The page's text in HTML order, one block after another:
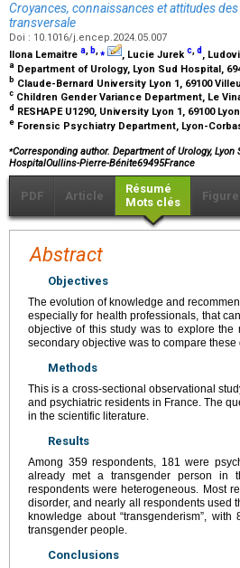
Croyances, connaissances et attitudes
transversale
Doi : 10.1016/j.encep.2024.05.007
Ilona Lemaitre a, b,⁎ , Lucie Jurekc,d ,
a Department of Urology, Lyon Sud Hospital,
b Claude-Bernard University Lyon 1, 69100
c Children Gender Variance Department, Le
d RESHAPE U1290, University Lyon 1, 69100
e Forensic Psychiatry Department, Lyon-
⁎Corresponding author. Department of Urology,
HospitalOullins-Pierre-Bénite69495France
PDF Article
Résumé
Mots clés
Abstract
Objectives
The evolution of knowledge and
especially for health professionals, that
objective of this study was to explore the
secondary objective was to compare
Methods
This is a cross-sectional observational
and psychiatric residents in France. The
in the scientific literature.
Results
Among 359 respondents, 181 were
already met a transgender person in
respondents were heterogeneous. Most
disorder, and nearly all respondents used
knowledge about “transgenderism”,
transgender people.
Conclusions